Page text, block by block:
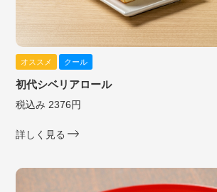
オススメ クール
初代シベリアロール
税込み 2376円
詳しく見る